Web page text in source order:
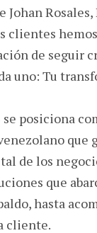
Johan
clientes
de seguir
uno: Tu
se posiciona
que
de los
que
hasta
cliente.